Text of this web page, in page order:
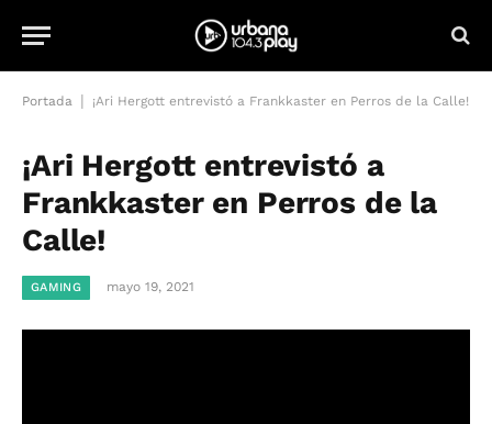
Portada ¡Ari Hergott entrevistó a Frankkaster en Perros de la Calle!
¡Ari Hergott entrevistó a
Frankkaster en Perros de la
Calle!
GAMING mayo 19, 2021